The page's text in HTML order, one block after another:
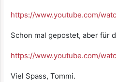
https://www.youtube.com/
Schon mal gepostet, aber für
https://www.youtube.com/
Viel Spass, Tommi.